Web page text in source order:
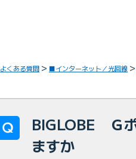
よくある質問 ■インターネット／光回線
BIGLOBE Ｇ
ますか